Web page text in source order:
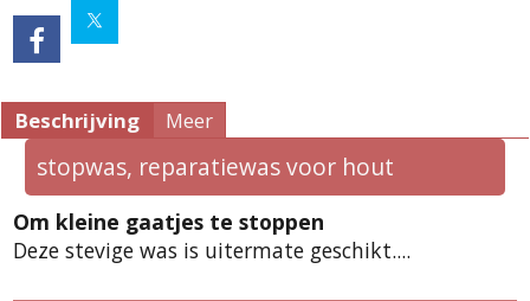
Beschrijving Meer
stopwas, reparatiewas voor hout
Om kleine gaatjes te stoppen
Deze stevige was is uitermate geschikt....